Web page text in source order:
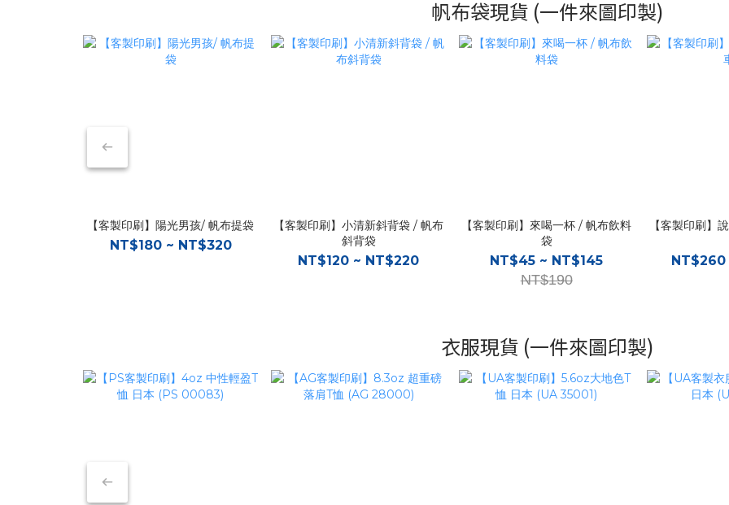
帆布袋現貨 (一件來圖印製)
【客製印刷】陽光男孩/ 帆布提袋
NT$180 ~ NT$320
【客製印刷】小清新斜背袋 / 帆布
斜背袋
NT$120 ~ NT$220
【客製印刷】來喝一杯 / 帆布飲料
袋
NT$45 ~ NT$145
NT$190
【客製印刷】
衣服現貨 (一件來圖印製)